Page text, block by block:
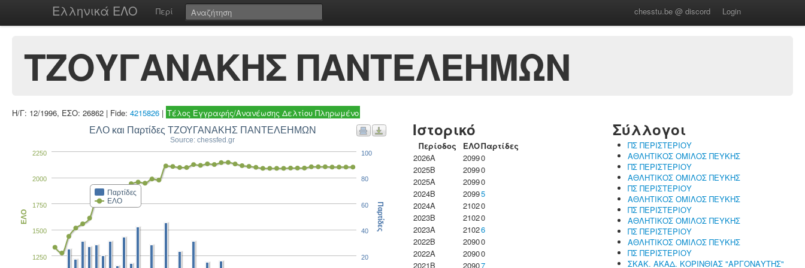
Ελληνικά ΕΛΟ Περί chesstu.be @ discord Login
ΤΖΟΥΓΑΝΑΚΗΣ ΠΑΝΤΕΛΕΗΜΩΝ
Η/Γ: 12/1996, ΕΣΟ: 26862 | Fide: 4215826 | Τέλος Εγγραφής/Ανανέωσης Δελτίου Πληρωμένο
ΕΛΟ και Παρτίδες ΤΖΟΥΓΑΝΑΚΗΣ ΠΑΝΤΕΛΕΗΜΩΝ
Source: chessfed.gr
Παρτίδες
ΕΛΟ
1250
1500
1750
2000
2250
ΕΛΟ
20
40
60
80
100
Παρτίδες
Ιστορικό
Περίοδος ΕΛΟΠαρτίδες
2026A
20990
2025B
20990
2025A
20990
2024B
20995
2024A
21020
2023B
21020
2023Α
21026
2022B
20900
2022A
20900
2021B
20907
Σύλλογοι
ΠΣ ΠΕΡΙΣΤΕΡΙΟΥ
ΑΘΛΗΤΙΚΟΣ ΟΜΙΛΟΣ ΠΕΥΚΗΣ
ΠΣ ΠΕΡΙΣΤΕΡΙΟΥ
ΑΘΛΗΤΙΚΟΣ ΟΜΙΛΟΣ ΠΕΥΚΗΣ
ΠΣ ΠΕΡΙΣΤΕΡΙΟΥ
ΑΘΛΗΤΙΚΟΣ ΟΜΙΛΟΣ ΠΕΥΚΗΣ
ΠΣ ΠΕΡΙΣΤΕΡΙΟΥ
ΑΘΛΗΤΙΚΟΣ ΟΜΙΛΟΣ ΠΕΥΚΗΣ
ΠΣ ΠΕΡΙΣΤΕΡΙΟΥ
ΑΘΛΗΤΙΚΟΣ ΟΜΙΛΟΣ ΠΕΥΚΗΣ
ΠΣ ΠΕΡΙΣΤΕΡΙΟΥ
ΣΚΑΚ. ΑΚΑΔ. ΚΟΡΙΝΘΙΑΣ "ΑΡΓΟΝΑΥΤΗΣ"